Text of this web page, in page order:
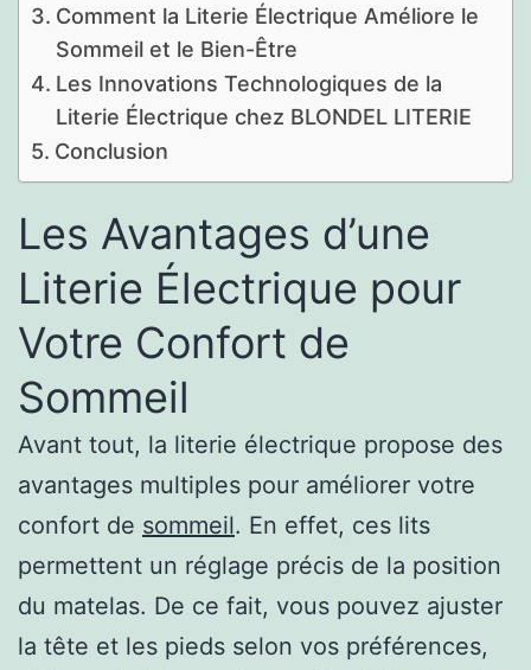
Comment la Literie Électrique Améliore le
Sommeil et le Bien-Être
Les Innovations Technologiques de la
Literie Électrique chez BLONDEL LITERIE
Conclusion
Les Avantages d’une
Literie Électrique pour
Votre Confort de
Sommeil
Avant tout, la literie électrique propose des
avantages multiples pour améliorer votre
confort de sommeil. En effet, ces lits
permettent un réglage précis de la position
du matelas. De ce fait, vous pouvez ajuster
la tête et les pieds selon vos préférences,